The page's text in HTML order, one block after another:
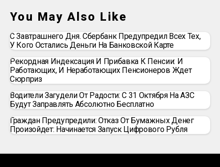
You May Also Like
С Завтрашнего Дня. Сбербанк Предупредил Всех Тех,
У Кого Остались Деньги На Банковской Карте
Рекордная Индексация И Прибавка К Пенсии: И
Работающих, И Неработающих Пенсионеров Ждет
Сюрприз
Водители Загудели От Радости: С 31 Октября На АЗС
Будут Заправлять Абсолютно Бесплатно
Граждан Предупредили: Отказ От Бумажных Денег
Произойдет: Начинается Запуск Цифрового Рубля